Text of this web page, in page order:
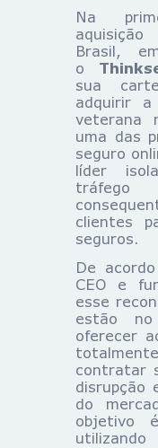
Na
Brasil,
o
sua
adquirir a
veterana
uma das
seguro
líder
clientes
seguros.
De
CEO e
esse
estão
oferecer
contratar
disrupção
do
objetivo